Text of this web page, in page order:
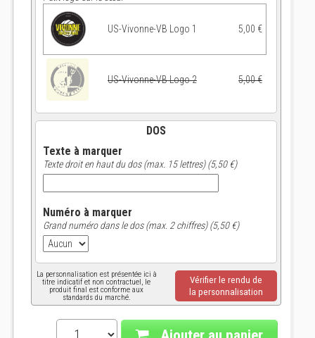
US-Vivonne-VB Logo 1 5,00 €
US-Vivonne-VB Logo 2 5,00 €
DOS
Texte à marquer
Texte droit en haut du dos (max. 15 lettres) (5,50 €)
Numéro à marquer
Grand numéro dans le dos (max. 2 chiffres) (5,50 €)
La personnalisation est présentée ici à
titre indicatif et non contractuel, le
produit final est conforme aux
standards du marché.
Vérifier le rendu de
la personnalisation